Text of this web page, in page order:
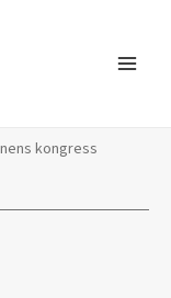
kongress